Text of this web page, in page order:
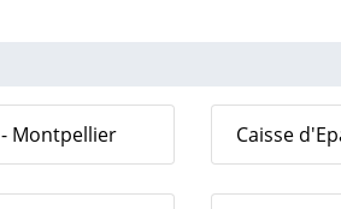
Montpellier Caisse